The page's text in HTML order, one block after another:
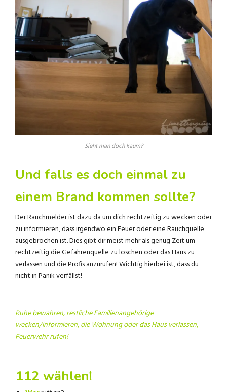
Sieht man doch kaum?
Und falls es doch einmal zu
einem Brand kommen sollte?
Der Rauchmelder ist dazu da um dich rechtzeitig zu wecken oder
zu informieren, dass irgendwo ein Feuer oder eine Rauchquelle
ausgebrochen ist. Dies gibt dir meist mehr als genug Zeit um
rechtzeitig die Gefahrenquelle zu löschen oder das Haus zu
verlassen und die Profis anzurufen! Wichtig hierbei ist, dass du
nicht in Panik verfällst!
Ruhe bewahren, restliche Familienangehörige
wecken/informieren, die Wohnung oder das Haus verlassen,
Feuerwehr rufen!
112 wählen!